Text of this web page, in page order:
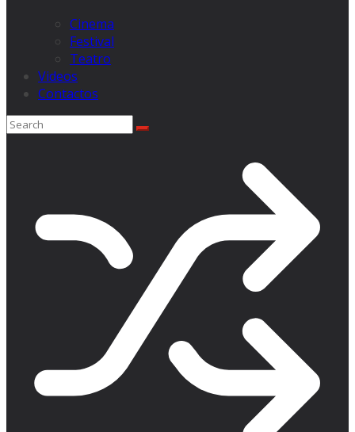
Cinema
Festival
Teatro
Videos
Contactos